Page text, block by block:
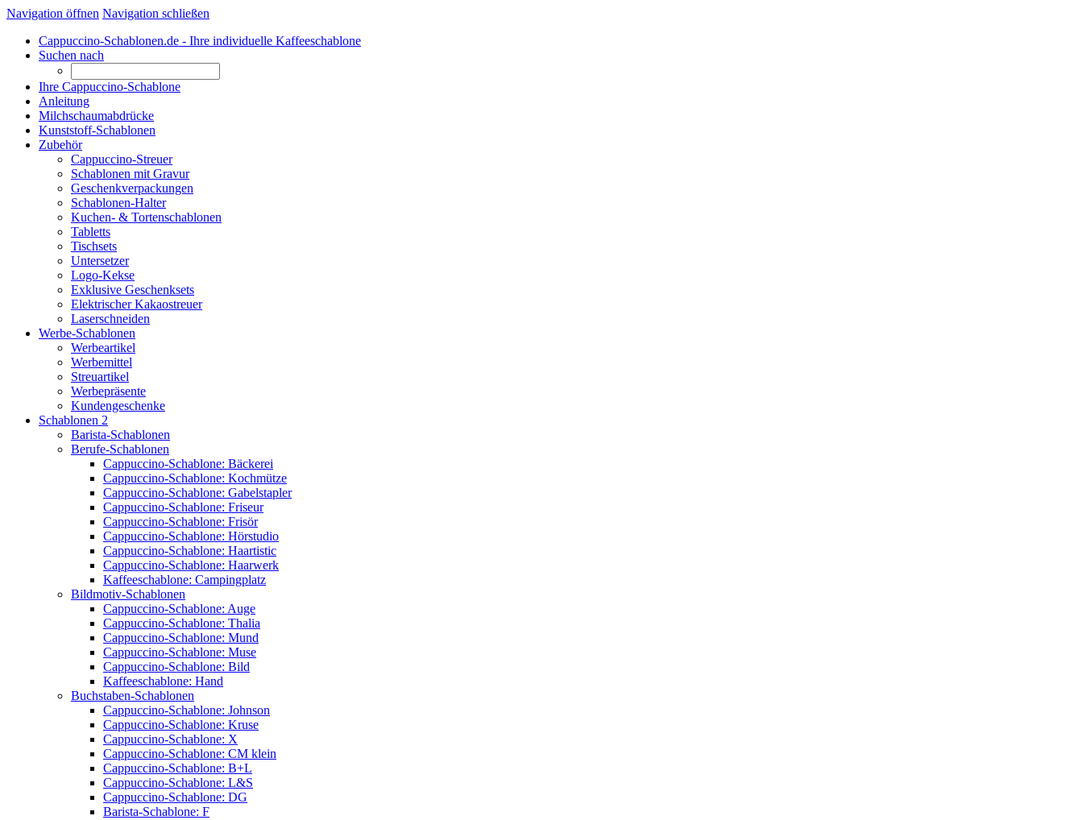
Navigation öffnen Navigation schließen
Cappuccino-Schablonen.de - Ihre individuelle Kaffeeschablone
Suchen nach
Ihre Cappuccino-Schablone
Anleitung
Milchschaumabdrücke
Kunststoff-Schablonen
Zubehör
Cappuccino-Streuer
Schablonen mit Gravur
Geschenkverpackungen
Schablonen-Halter
Kuchen- & Tortenschablonen
Tabletts
Tischsets
Untersetzer
Logo-Kekse
Exklusive Geschenksets
Elektrischer Kakaostreuer
Laserschneiden
Werbe-Schablonen
Werbeartikel
Werbemittel
Streuartikel
Werbepräsente
Kundengeschenke
Schablonen 2
Barista-Schablonen
Berufe-Schablonen
Cappuccino-Schablone: Bäckerei
Cappuccino-Schablone: Kochmütze
Cappuccino-Schablone: Gabelstapler
Cappuccino-Schablone: Friseur
Cappuccino-Schablone: Frisör
Cappuccino-Schablone: Hörstudio
Cappuccino-Schablone: Haartistic
Cappuccino-Schablone: Haarwerk
Kaffeeschablone: Campingplatz
Bildmotiv-Schablonen
Cappuccino-Schablone: Auge
Cappuccino-Schablone: Thalia
Cappuccino-Schablone: Mund
Cappuccino-Schablone: Muse
Cappuccino-Schablone: Bild
Kaffeeschablone: Hand
Buchstaben-Schablonen
Cappuccino-Schablone: Johnson
Cappuccino-Schablone: Kruse
Cappuccino-Schablone: X
Cappuccino-Schablone: CM klein
Cappuccino-Schablone: B+L
Cappuccino-Schablone: L&S
Cappuccino-Schablone: DG
Barista-Schablone: F